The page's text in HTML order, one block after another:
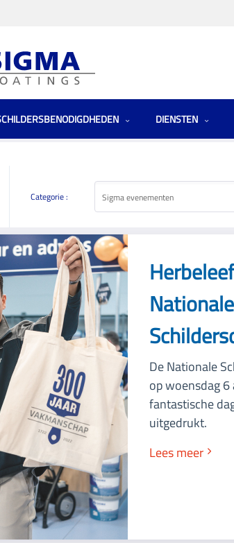
DIENSTEN
Categorie : Sigma evenementen
Nationale
De Nationale
op woensdag 6
fantastische
uitgedrukt.
Lees meer